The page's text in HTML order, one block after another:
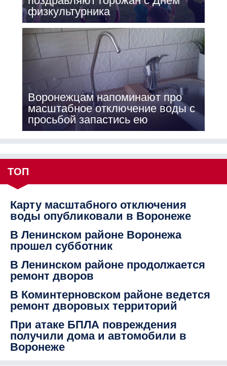
физкультурника
Воронежцам напоминают про
масштабное отключение воды с
просьбой запастись ею
ТОП
Карту масштабного отключения
воды опубликовали в Воронеже
В Ленинском районе Воронежа
прошел субботник
В Ленинском районе продолжается
ремонт дворов
В Коминтерновском районе ведется
ремонт дворовых территорий
При атаке БПЛА повреждения
получили дома и автомобили в
Воронеже